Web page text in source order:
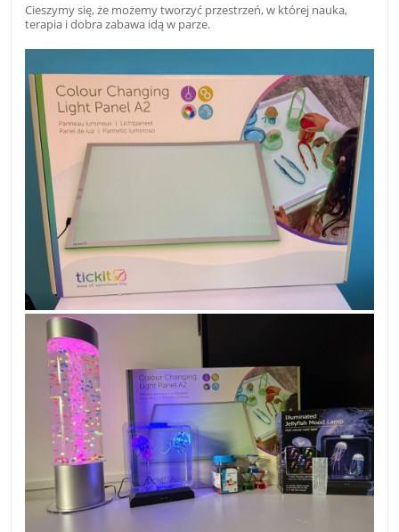
Cieszymy się, że możemy tworzyć przestrzeń, w której nauka,
terapia i dobra zabawa idą w parze.